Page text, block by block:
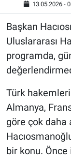
13.05.2026 -
Başkan
Uluslararası
programda,
Türk
Almanya,
göre çok daha
bir konu.